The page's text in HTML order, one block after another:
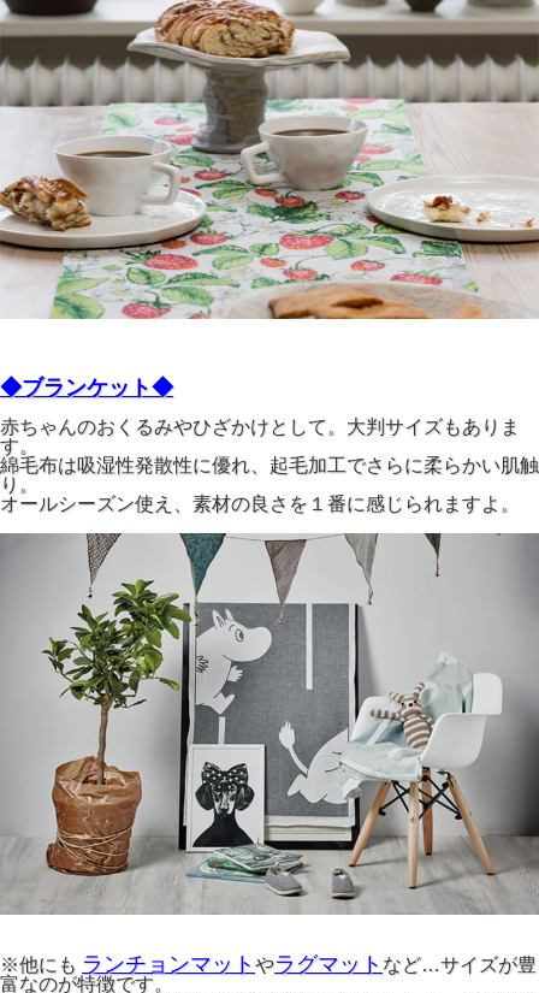
◆ブランケット◆
赤ちゃんのおくるみやひざかけとして。大判サイズもありま
す。
綿毛布は吸湿性発散性に優れ、起毛加工でさらに柔らかい肌触
り。
オールシーズン使え、素材の良さを１番に感じられますよ。
※他にも ランチョンマット やラグマット など…サイズが豊
富なのが特徴です。